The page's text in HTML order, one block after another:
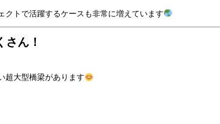
クトで活躍するケースも非常に増えています
ん！
超大型橋梁があります